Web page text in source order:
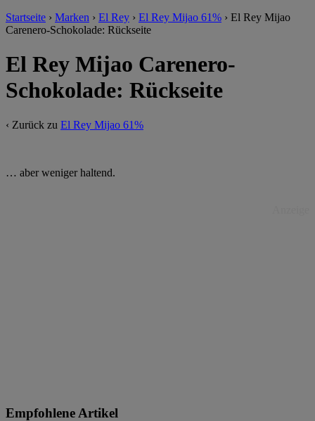
Startseite › Marken › El Rey › El Rey Mijao 61% › El Rey Mijao
Carenero-Schokolade: Rückseite
El Rey Mijao Carenero-
Schokolade: Rückseite
‹ Zurück zu El Rey Mijao 61%
… aber weniger haltend.
Empfohlene Artikel